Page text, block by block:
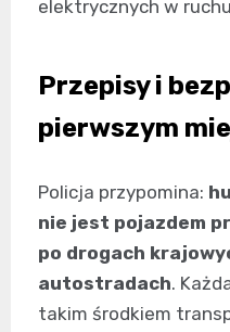
elektrycznych w
Przepisy i
pierwszym
Policja przypomina:
nie jest pojazdem
po drogach
autostradach.
takim środkiem